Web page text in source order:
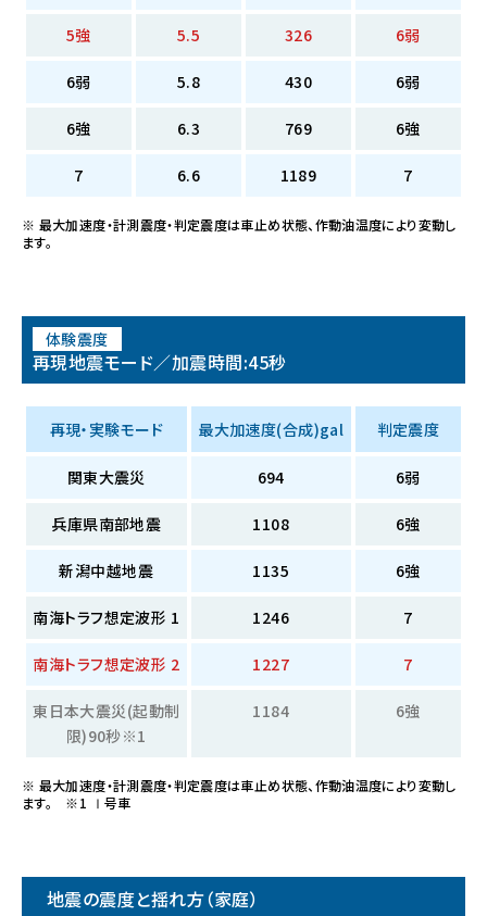
5強 5.5 326 6弱
6弱 5.8 430 6弱
6強 6.3 769 6強
7 6.6 1189 7
※ 最大加速度・計測震度・判定震度は車止め状態、作動油温度により変動し
ます。
体験震度
再現地震モード／加震時間:45秒
再現・実験モード 最大加速度(合成)gal 判定震度
関東大震災 694 6弱
兵庫県南部地震 1108 6強
新潟中越地震 1135 6強
南海トラフ想定波形 1 1246 7
南海トラフ想定波形 2 1227 7
東日本大震災(起動制
限)90秒※1
1184 6強
※ 最大加速度・計測震度・判定震度は車止め状態、作動油温度により変動し
ます。 ※1 Ⅰ号車
地震の震度と揺れ方（家庭）